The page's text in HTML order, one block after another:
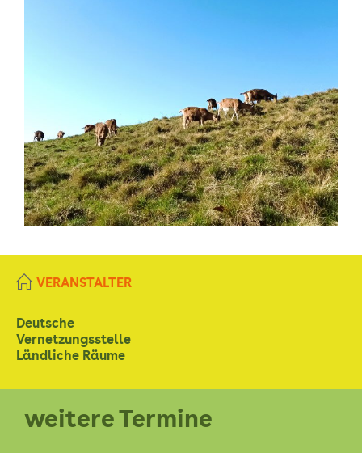
VERANSTALTER
Deutsche
Vernetzungsstelle
Ländliche Räume
weitere Termine